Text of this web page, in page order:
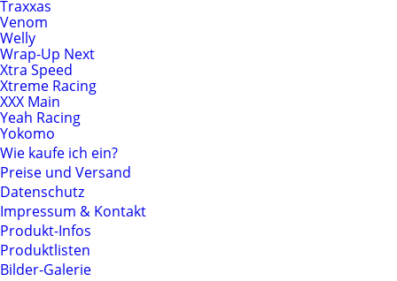
Traxxas
Venom
Welly
Wrap-Up Next
Xtra Speed
Xtreme Racing
XXX Main
Yeah Racing
Yokomo
Wie kaufe ich ein?
Preise und Versand
Datenschutz
Impressum & Kontakt
Produkt-Infos
Produktlisten
Bilder-Galerie